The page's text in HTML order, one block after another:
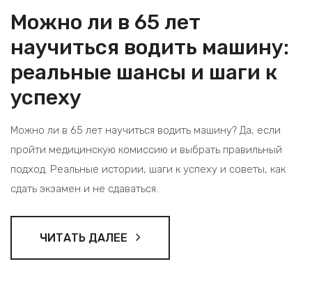
Можно ли в 65 лет
научиться водить машину:
реальные шансы и шаги к
успеху
Можно ли в 65 лет научиться водить машину? Да, если
пройти медицинскую комиссию и выбрать правильный
подход. Реальные истории, шаги к успеху и советы, как
сдать экзамен и не сдаваться.
ЧИТАТЬ ДАЛЕЕ